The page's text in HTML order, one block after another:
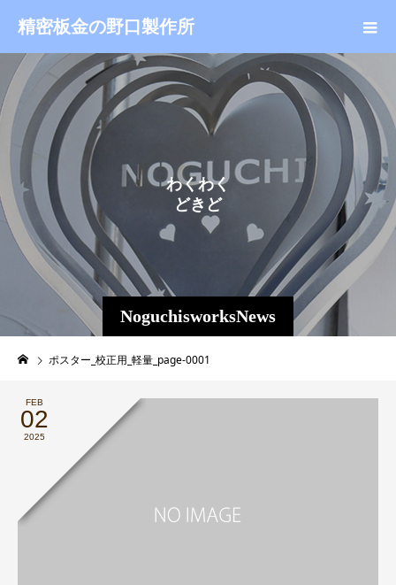
精密板金の野口製作所
NoguchisworksNews
わくわく
どきどき
ポスター_校正用_軽量_page-0001
FEB
02
2025